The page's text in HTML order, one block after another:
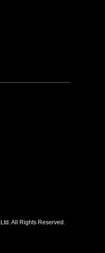
All Rights Reserved.